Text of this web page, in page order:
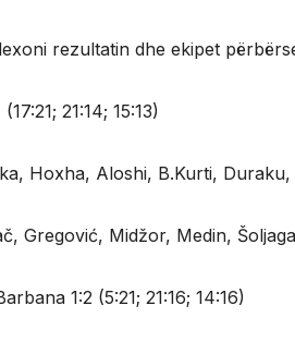
rezultatin dhe ekipet
21:14; 15:13)
Hoxha, Aloshi, B.Kurti,
Gregović, Midžor, Medin,
1:2 (5:21; 21:16; 14:16)